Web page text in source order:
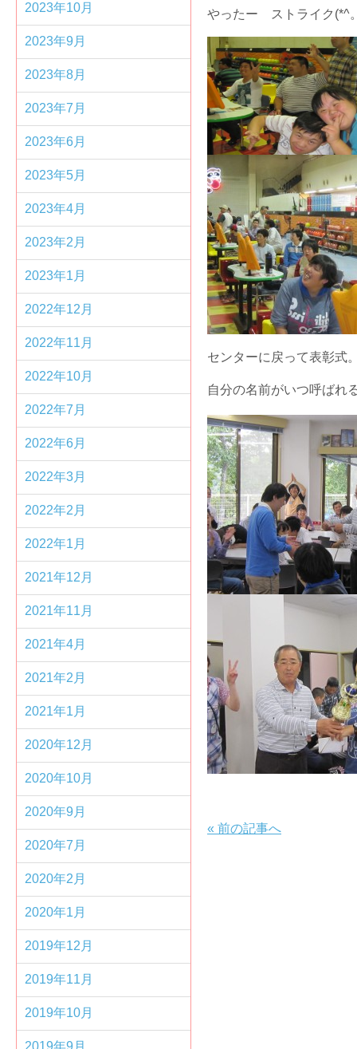
やったー ストライク
センターに戻って表彰式
自分の名前がいつ呼ばれ
« 前の記事へ
2023年10月
2023年9月
2023年8月
2023年7月
2023年6月
2023年5月
2023年4月
2023年2月
2023年1月
2022年12月
2022年11月
2022年10月
2022年7月
2022年6月
2022年3月
2022年2月
2022年1月
2021年12月
2021年11月
2021年4月
2021年2月
2021年1月
2020年12月
2020年10月
2020年9月
2020年7月
2020年2月
2020年1月
2019年12月
2019年11月
2019年10月
2019年9月